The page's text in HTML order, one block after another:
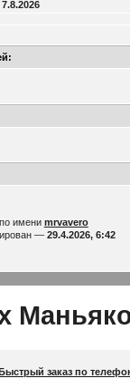
7.8.2026
имени mrvavero
— 29.4.2026, 6:42
заказ по